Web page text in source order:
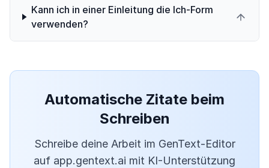
Kann ich in einer Einleitung die Ich-Form
verwenden?
Automatische Zitate beim
Schreiben
Schreibe deine Arbeit im GenText-Editor
auf app.gentext.ai mit KI-Unterstützung